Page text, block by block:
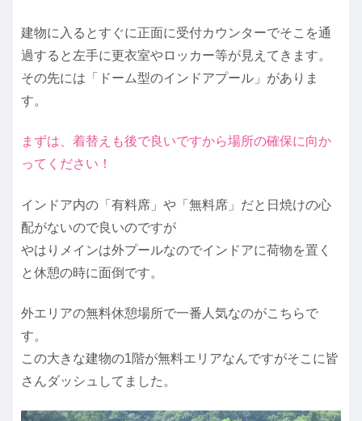
建物に入るとすぐに正面に受付カウンターでそこを通
過すると左手に更衣室やロッカー等が見えてきます。
その先には「ドーム型のインドアプール」がありま
す。
まずは、着替えも後で良いですから場所の確保に向か
ってください！
インドア内の「有料席」や「無料席」だと日焼けの心
配がないので良いのですが
やはりメインは外プールなのでインドアに荷物を置く
と休憩の時に面倒です。
外エリアの無料休憩場所で一番人気なのがこちらで
す。
この大きな建物の1階が無料エリアなんですがそこに皆
さんダッシュしてました。